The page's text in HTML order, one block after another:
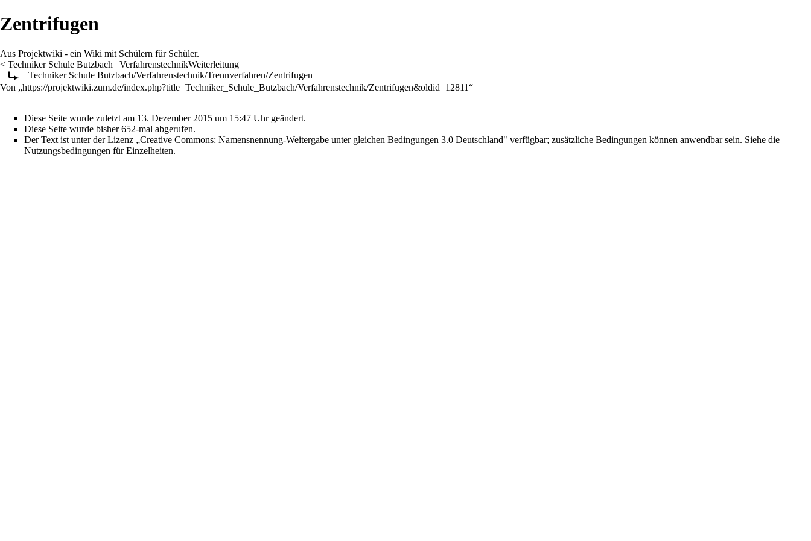
Zentrifugen
Aus Projektwiki - ein Wiki mit Schülern für Schüler.
< Techniker Schule Butzbach ‎ | VerfahrenstechnikWeiterleitung
Techniker Schule Butzbach/Verfahrenstechnik/Trennverfahren/Zentrifugen
Von „https://projektwiki.zum.de/index.php?title=Techniker_Schule_Butzbach/Verfahrenstechnik/Zentrifugen&oldid=12811“
Diese Seite wurde zuletzt am 13. Dezember 2015 um 15:47 Uhr geändert.
Diese Seite wurde bisher 652-mal abgerufen.
Der Text ist unter der Lizenz „Creative Commons: Namensnennung-Weitergabe unter gleichen Bedingungen 3.0 Deutschland" verfügbar; zusätzliche Bedingungen können anwendbar sein. Siehe die
Nutzungsbedingungen für Einzelheiten.